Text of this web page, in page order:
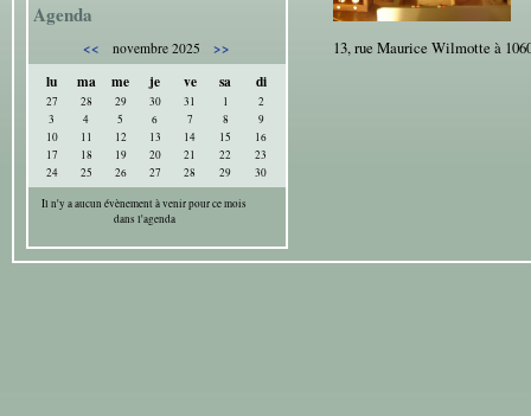
Agenda
<< novembre 2025
>>
lu
ma me je ve sa di
27 28 29 30 31 1
2
3
4 5 6 7 8
9
10
11 12 13 14 15
16
17
18 19 20 21 22
23
24
25 26 27 28 29
30
Il n'y a aucun évènement à venir pour ce mois
dans l'agenda
13, rue Maurice Wilmotte à